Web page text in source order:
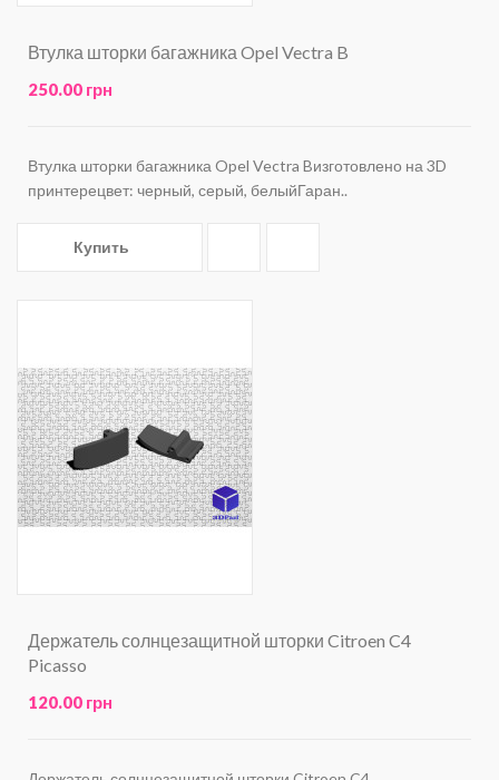
Втулка шторки багажника Opel Vectra B
250.00 грн
Втулка шторки багажника Opel Vectra Bизготовлено на 3D
принтерецвет: черный, серый, белыйГаран..
Купить
Держатель солнцезащитной шторки Citroen C4
Picasso
120.00 грн